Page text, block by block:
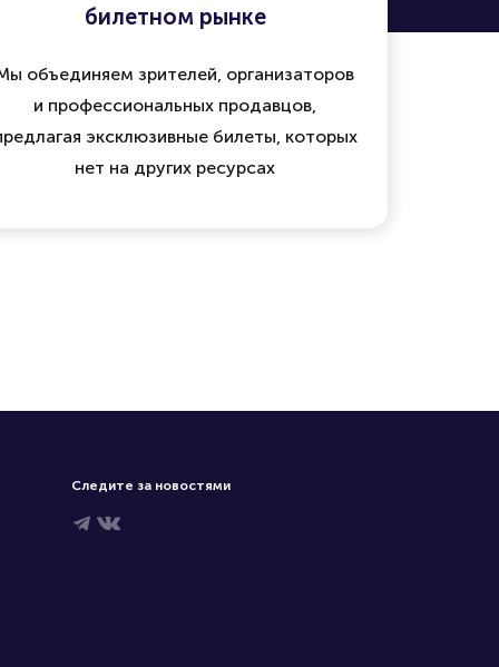
билетном рынке
объединяем зрителей, организаторов
и профессиональных продавцов,
эксклюзивные билеты, которых
нет на других ресурсах
Следите за новостями